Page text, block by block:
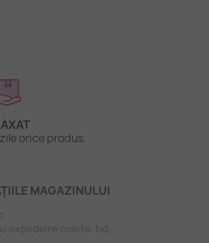
orice produs.
MAGAZINULUI
expediere colete: bd.